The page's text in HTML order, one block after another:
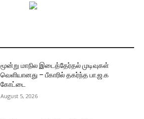
மூன்று மாநில இடைத்தேர்தல் முடிவுகள்
வெளியானது – பீகாரில் தகர்ந்த பா.ஜ.க
கோட்டை
August 5, 2026